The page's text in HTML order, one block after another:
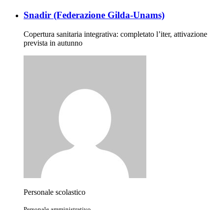
Snadir (Federazione Gilda-Unams)
Copertura sanitaria integrativa: completato l’iter, attivazione
prevista in autunno
Personale scolastico